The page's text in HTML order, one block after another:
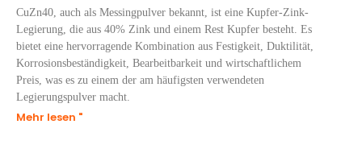
CuZn40, auch als Messingpulver bekannt, ist eine Kupfer-Zink-
Legierung, die aus 40% Zink und einem Rest Kupfer besteht. Es
bietet eine hervorragende Kombination aus Festigkeit, Duktilität,
Korrosionsbeständigkeit, Bearbeitbarkeit und wirtschaftlichem
Preis, was es zu einem der am häufigsten verwendeten
Legierungspulver macht.
Mehr lesen "